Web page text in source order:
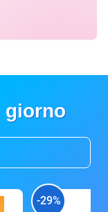
giorno
-29%